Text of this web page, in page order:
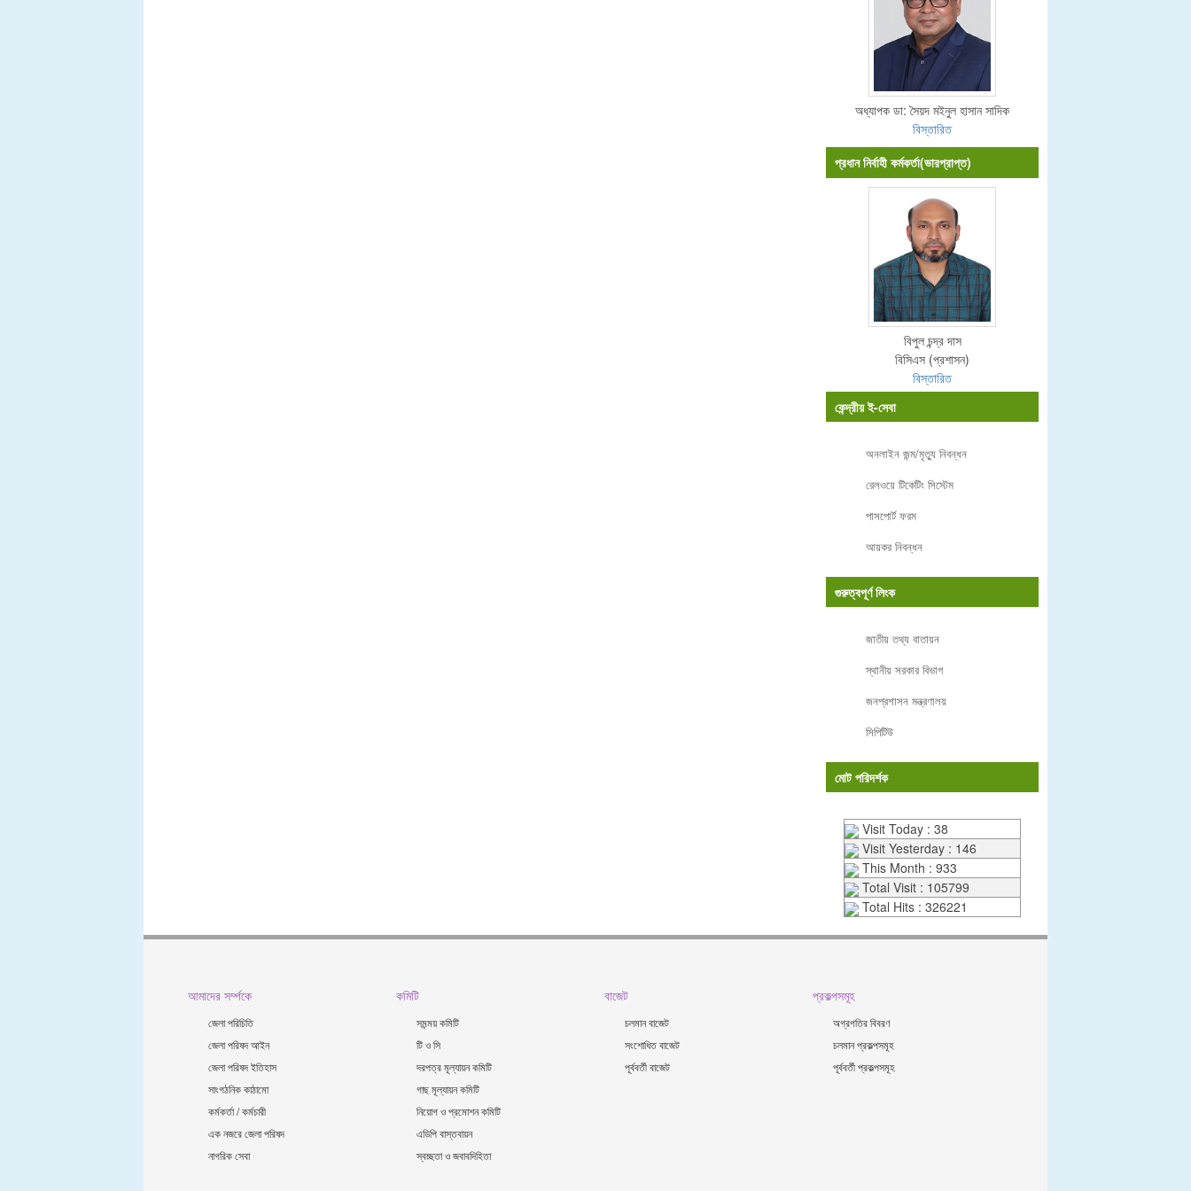
অধ্যাপক ডা: সৈয়দ মইনুল হাসান সাদিক
বিস্তারিত
প্রধান নির্বাহী কর্মকর্তা(ভারপ্রাপ্ত)
বিপুল চন্দ্র দাস
বিসিএস (প্রশাসন)
বিস্তারিত
কেন্দ্রীয় ই-সেবা
অনলাইন জন্ম/মৃত্যু নিবন্ধন
রেলওয়ে টিকেটিং সিস্টেম
পাসপোর্ট ফরম
আয়কর নিবন্ধন
গুরুত্বপূর্ণ লিংক
জাতীয় তথ্য বাতায়ন
স্থানীয় সরকার বিভাগ
জনপ্রশাসন মন্ত্রণালয়
সিপিটিউ
মোট পরিদর্শক
Visit Today : 38
Visit Yesterday : 146
This Month : 933
Total Visit : 105799
Total Hits : 326221
আমাদের সর্ম্পকে
জেলা পরিচিতি
জেলা পরিষদ আইন
জেলা পরিষদ ইতিহাস
সাংগঠনিক কাঠামো
কর্মকর্তা / কর্মচারী
এক নজরে জেলা পরিষদ
নাগরিক সেবা
কমিটি
সমন্ময় কমিটি
টি ও সি
দরপত্র মূল্যায়ন কমিটি
গাছ মূল্যায়ন কমিটি
নিয়োগ ও প্রমোশন কমিটি
এডিপি বাস্তবায়ন
স্বচ্ছতা ও জবাবদিহিতা
বাজেট
চলমান বাজেট
সংশোধিত বাজেট
পূর্ববর্তী বাজেট
প্রকল্পসমূহ
অগ্রগতির বিবরণ
চলমান প্রকল্পসমূহ
পূর্ববর্তী প্রকল্পসমূহ